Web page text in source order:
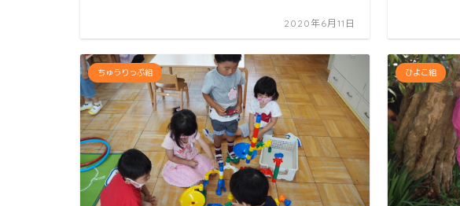
2020年6月11日
ちゅうりっぷ組 ひよこ組